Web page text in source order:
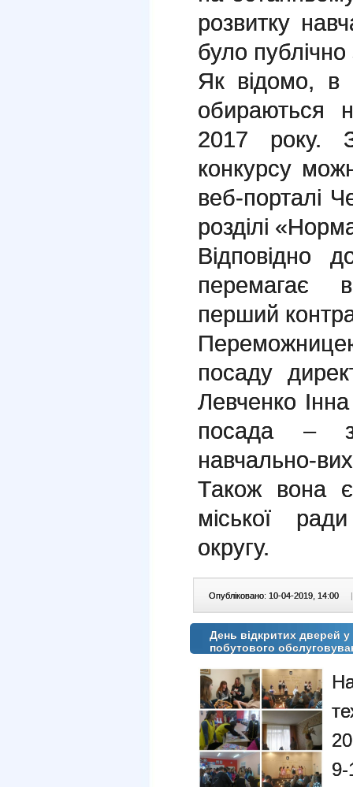
розвитку
було публічно
Як відомо, в
обираються
2017 року.
конкурсу
веб-порталі
розділі
Відповідно
перемагає
перший
посаду
Левченко
посада –
навчально-
Також вона є
міської
округу.
Опубліковано: 10-04-2019, 14:00 |
День відкритих дверей
побутового